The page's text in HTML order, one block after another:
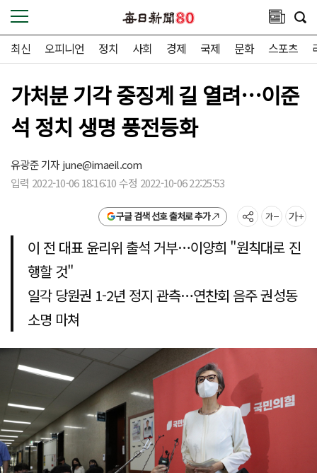
최신 오피니언 정치 사회 경제 국제 문화 스포츠
가처분 기각 중징계 길 열려…이준
석 정치 생명 풍전등화
유광준 기자june@imaeil.com
입력 2022-10-06 18:16:10 수정 2022-10-06 22:25:53
구글 검색 선호 출처로 추가
이 전 대표 윤리위 출석 거부…이양희 "원칙대로 진
행할 것"
일각 당원권 1-2년 정지 관측…연찬회 음주 권성동
소명 마쳐